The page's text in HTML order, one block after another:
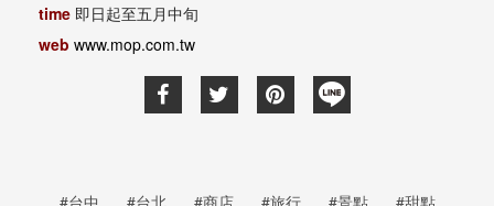
time 即日起至五月中旬
web www.mop.com.tw
#台中 #台北 #商店 #旅行 #景點 #甜點